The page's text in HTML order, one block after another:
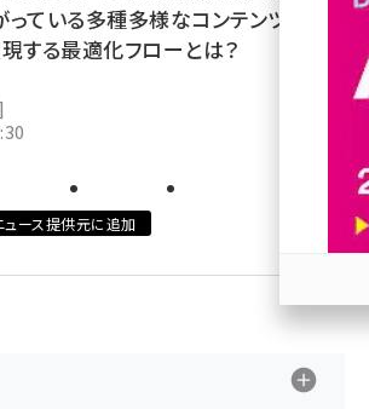
ている多種多様なコンテンツ戦略
する最適化フローとは？
ュース提供元に追加
参